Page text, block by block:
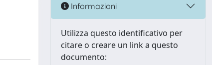
Informazioni
Utilizza questo identificativo per
citare o creare un link a questo
documento: